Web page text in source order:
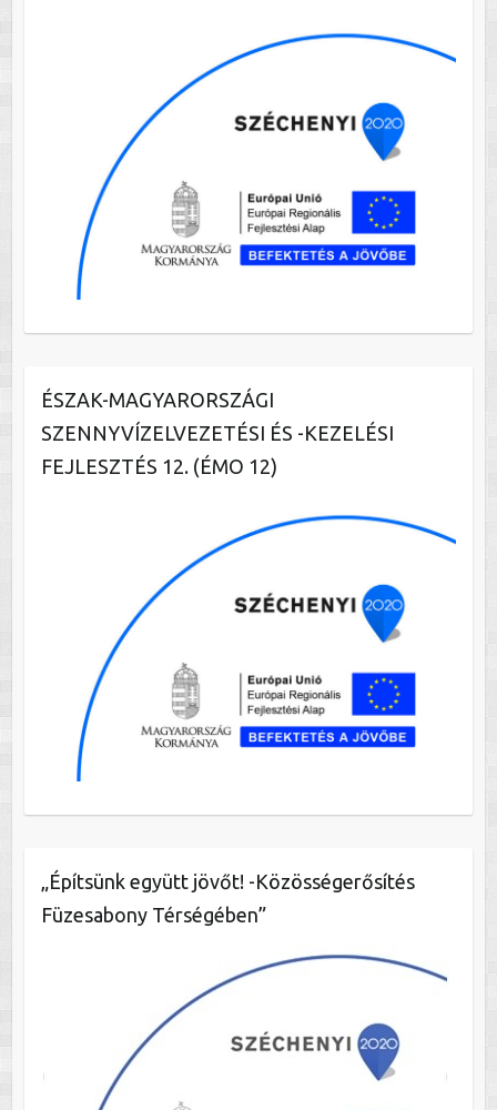
ÉSZAK-MAGYARORSZÁGI
SZENNYVÍZELVEZETÉSI ÉS -KEZELÉSI
FEJLESZTÉS 12. (ÉMO 12)
„Építsünk együtt jövőt! -Közösségerősítés
Füzesabony Térségében”